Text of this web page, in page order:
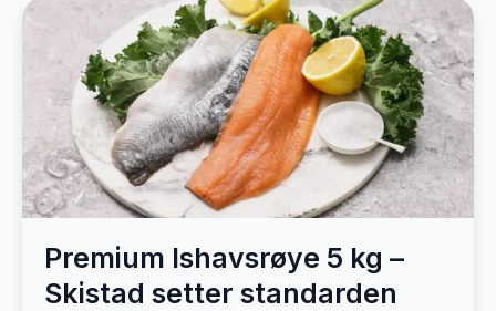
Premium Ishavsrøye 5 kg –
Skistad setter standarden